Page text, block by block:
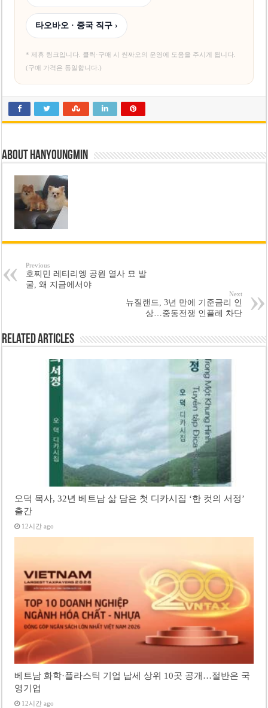
타오바오 · 중국 직구 ›
* 제휴 링크입니다. 클릭·구매 시 씬짜오의 운영에 도움을 주시게 됩니다.
(구매 가격은 동일합니다.)
About hanyoungmin
Previous
호찌민 레티리엥 공원 열사 묘 발
굴, 왜 지금에서야
Next
뉴질랜드, 3년 만에 기준금리 인
상…중동전쟁 인플레 차단
Related Articles
오덕 목사, 32년 베트남 삶 담은 첫 디카시집 ‘한 컷의 서정’
출간
12시간 ago
베트남 화학·플라스틱 기업 납세 상위 10곳 공개…절반은 국
영기업
12시간 ago